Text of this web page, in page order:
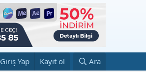
Giriş Yap Kayıt ol Ara